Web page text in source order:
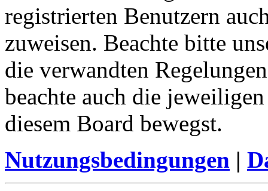
registrierten Benutzern
zuweisen. Beachte bitte
die verwandten
beachte auch die
diesem Board bewegst.
Nutzungsbedingungen |